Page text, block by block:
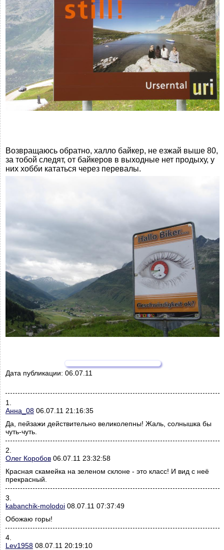
Возвращаюсь обратно, халло байкер, не езжай выше 80,
за тобой следят, от байкеров в выходные нет продыху, у
них хобби кататься через перевалы.
Дата публикации: 06.07.11
1.
Анна_08 06.07.11 21:16:35
Да, пейзажи действительно великолепны! Жаль, солнышка бы
чуть-чуть.
2.
Олег Коробов 06.07.11 23:32:58
Красная скамейка на зеленом склоне - это класс! И вид с неё
прекрасный.
3.
kabanchik-molodoi 08.07.11 07:37:49
Обожаю горы!
4.
Lev1958 08.07.11 20:19:10